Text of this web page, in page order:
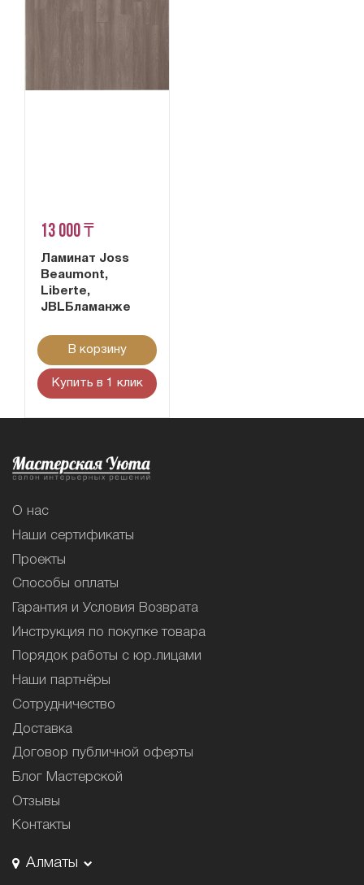
13 000 ₸
Ламинат Joss
Beaumont,
Liberte,
JBLБламанже
В корзину
Купить в 1 клик
О нас
Наши сертификаты
Проекты
Способы оплаты
Гарантия и Условия Возврата
Инструкция по покупке товара
Порядок работы с юр.лицами
Наши партнёры
Сотрудничество
Доставка
Договор публичной оферты
Блог Мастерской
Отзывы
Контакты
Алматы